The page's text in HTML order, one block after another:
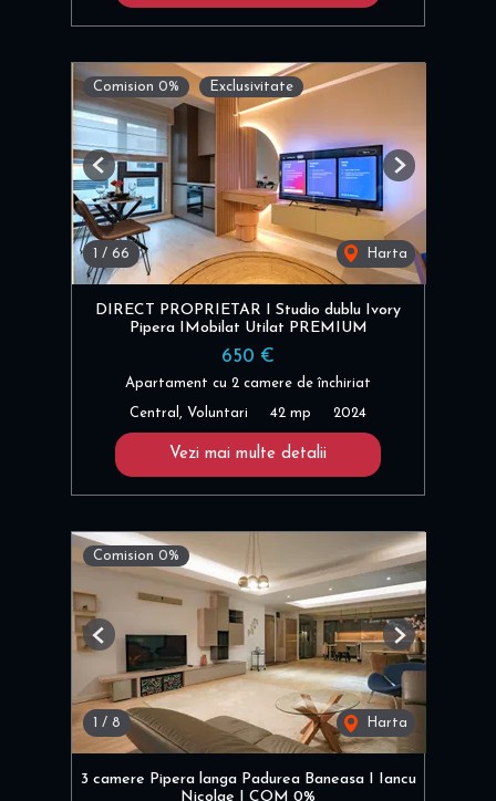
Comision 0% Exclusivitate
1 / 66 Harta
Previous Next
DIRECT PROPRIETAR I Studio dublu Ivory
Pipera IMobilat Utilat PREMIUM
650 €
Apartament cu 2 camere de închiriat
Central, Voluntari 42 mp 2024
Vezi mai multe detalii
Comision 0%
/ 8 Harta
Previous Next
3 camere Pipera langa Padurea Baneasa I Iancu
Nicolae I COM 0%